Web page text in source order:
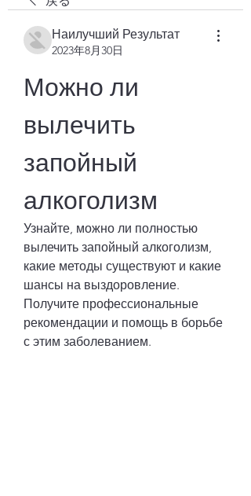
Наилучший Результат
2023年8月30日
Можно ли
вылечить
запойный
алкоголизм
Узнайте, можно ли полностью
вылечить запойный алкоголизм,
какие методы существуют и какие
шансы на выздоровление.
Получите профессиональные
рекомендации и помощь в борьбе
с этим заболеванием.